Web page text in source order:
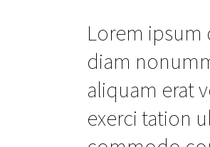
Lorem ipsum
diam
aliquam erat
exerci tation